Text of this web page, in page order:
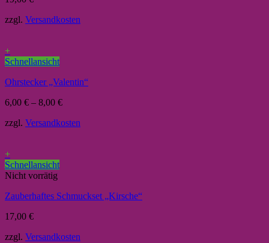
zzgl. Versandkosten
+
Schnellansicht
Ohrstecker „Valentin“
6,00 € – 8,00 €
zzgl. Versandkosten
+
Schnellansicht
Nicht vorrätig
Zauberhaftes Schmuckset „Kirsche“
17,00 €
zzgl. Versandkosten